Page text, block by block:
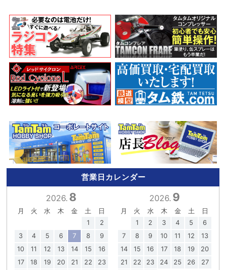
営業日カレンダー
2026. 8
月 火 水 木 金 土
日
1
2
3
4 5 6 7 8
9
10
11 12 13 14 15
16
17
18 19 20 21 22
23
2026. 9
月 火 水 木 金 土
日
1
2 3 4 5
6
7
8 9 10 11 12
13
14
15 16 17 18 19
20
21
22 23 24 25 26
27